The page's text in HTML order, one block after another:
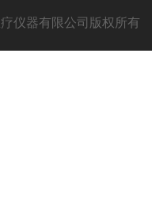
疗仪器有限公司版权所有